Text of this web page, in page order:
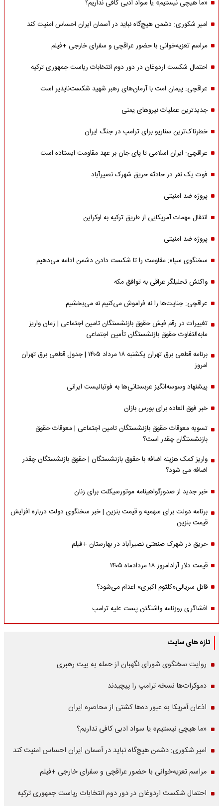
«ما هیچی نیستیم» یا سواد ادبی کافی نداریم؟
امیر شکوری: دشمن هیچ‌گاه نباید در آسمان ایران احساس امنیت کند
مراسم تعزیه‌خوانی با حضور عراقچی و سفرای خارجی +فیلم
احتمال شکست اردوغان در دور دوم انتخابات ریاست جمهوری ترکیه
عراقچی: پیمان امت با آرمان‌های رهبر شهید شکست‌ناپذیر است
جدیدترین عملیات نیروهای یمنی
خطرناک‌ترین سناریو برای ترامپ در جنگ ایران
عراقچی: ایران اسلامی تا پای جان بر عهد مقاومت ایستاده است
فوت یک نفر در حادثه حریق شهرک نصیرآباد
پروژه ضد امنیتی
انتقال مهمات آمریکایی از طریق ترکیه به اوکراین
پروژه ضد امنیتی
سخنگوی سپاه: مقاومت را تا شکست دادن دشمن ادامه می‌دهیم
واکنش تحلیلگر عراقی به توافق مکه
عراقچی: جنایت‌ها را نه فراموش می‌کنیم نه می‌بخشیم
تغییرات در رقم فیش حقوق بازنشستگان تامین اجتماعی | زمان واریز
مابه‌التفاوت حقوق بازنشستگان تأمین اجتماعی
برنامه قطعی برق تهران یکشنبه ۱۸ مرداد ۱۴۰۵ | جدول قطعی برق تهران
امروز
پیشنهاد وسوسه‌انگیز عربستانی‌ها به فوتبالیست ایرانی
خبر فوق العاده برای بورس بازان
تسویه معوقات حقوق بازنشستگان تامین اجتماعی | معوقات حقوق
بازنشستگان چقدر است؟
واریز کمک هزینه اضافه با حقوق بازنشستگان | حقوق بازنشستگان چقدر
اضافه می شود؟
خبر جدید از صدورگواهینامه موتورسیکلت برای زنان
برنامه دولت برای سهمیه و قیمت بنزین | خبر سخنگوی دولت درباره افزایش
قیمت بنزین
حریق در شهرک صنعتی نصیرآباد در بهارستان +فیلم
قیمت دلار آزادامروز ۱۸ مردادماه ۱۴۰۵
قاتل سریالی«کلثوم اکبری» اعدام می‌شود؟
افشاگری روزنامه واشنگتن پست علیه ترامپ
تازه های سایت
روایت سخنگوی شورای نگهبان از حمله به بیت رهبری
دموکرات‌ها نسخه ترامپ را پیچیدند
اذعان آمریکا به عبور ده‌ها کشتی از محاصره ایران
«ما هیچی نیستیم» یا سواد ادبی کافی نداریم؟
امیر شکوری: دشمن هیچ‌گاه نباید در آسمان ایران احساس امنیت کند
مراسم تعزیه‌خوانی با حضور عراقچی و سفرای خارجی +فیلم
احتمال شکست اردوغان در دور دوم انتخابات ریاست جمهوری ترکیه